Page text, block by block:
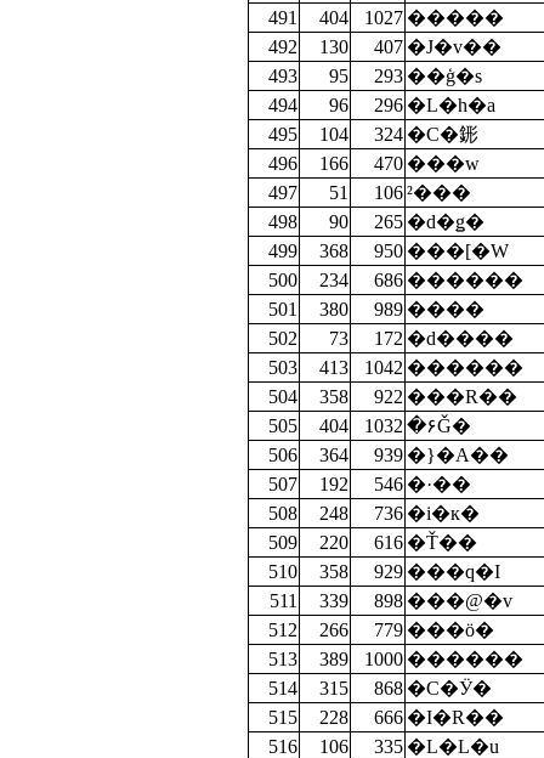
491
404 1027 �����
492
130 407 �J�v��
493
95 293 ��ģ�s
494
96 296 �L�h�a
495
104 324 �C�䤯
496
166 470 ���w
497
51 106 ²���
498
90 265 �d�ǥ�
499
368 950 ���[�W
500
234 686 ������
501
380 989 ����
502
73 172 �d����
503
413 1042 ������
504
358 922 ���R��
505
404 1032 �۶Ǧ�
506
364 939 �}�A��
507
192 546 �·��
508
248 736 �i�к�
509
220 616 �Ť��
510
358 929 ���q�I
511
339 898 ���@�v
512
266 779 ���ӧ�
513
389 1000 ������
514
315 868 �C�Ӱ�
515
228 666 �I�R��
516
106 335 �L�L�u